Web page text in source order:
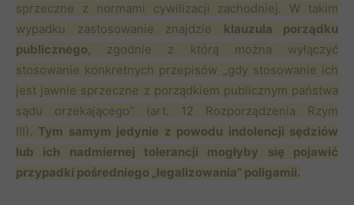
sprzeczne z normami cywilizacji zachodniej. W takim
wypadku zastosowanie znajdzie klauzula porządku
publicznego, zgodnie z którą można wyłączyć
stosowanie konkretnych przepisów „gdy stosowanie ich
jest jawnie sprzeczne z porządkiem publicznym państwa
sądu orzekającego” (art. 12 Rozporządzenia Rzym
III). Tym samym jedynie z powodu indolencji sędziów
lub ich nadmiernej tolerancji mogłyby się pojawić
przypadki pośredniego „legalizowania” poligamii.